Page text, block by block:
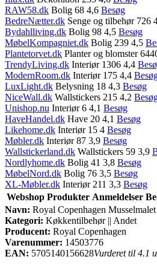
RAW58.dk Bolig 68 4,6 Besøg
BedreNætter.dk Senge og tilbehør 726
Bydahlliving.dk Bolig 98 4,5 Besøg
MøbelKompagniet.dk Bolig 239 4,5
Plantetorvet.dk Planter og blomster
TrendyLiving.dk Interiør 1306 4,4
ModernRoom.dk Interiør 175 4,4
LuxLight.dk Belysning 18 4,3 Besøg
NiceWall.dk Wallstickers 215 4,2
Unishop.nu Interiør 6 4,1 Besøg
HaveHandel.dk Have 20 4,1 Besøg
Likehome.dk Interiør 15 4 Besøg
Møbler.dk Interiør 87 3,9 Besøg
Wallstickerland.dk Wallstickers 59 3,9
Nordlyhome.dk Bolig 41 3,8 Besøg
MøbelNord.dk Bolig 76 3,5 Besøg
XL-Møbler.dk Interiør 211 3,3 Besøg
Webshop Produkter Anmeldelser
Navn: Royal Copenhagen
Kategori: Køkkentilbehør || Andet
Producent: Royal Copenhagen
Varenummer: 14503776
EAN: 5705140156628Vurderet til 4.1